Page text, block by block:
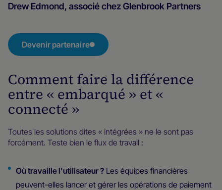
Drew Edmond, associé chez Glenbrook Partners
Devenir partenaire
Comment faire la différence
entre « embarqué » et «
connecté »
Toutes les solutions dites « intégrées » ne le sont pas
forcément. Teste bien le flux de travail :
‍Où travaille l'utilisateur ? Les équipes financières
peuvent-elles lancer et gérer les opérations de paiement